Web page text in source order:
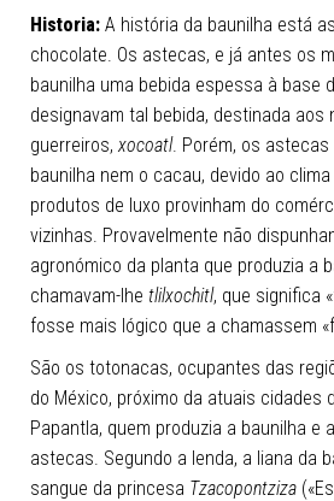
Historia: A história da baunilha está
chocolate. Os astecas, e já antes os
baunilha uma bebida espessa à base
designavam tal bebida, destinada aos
guerreiros, xocoatl. Porém, os
baunilha nem o cacau, devido ao
produtos de luxo provinham do
vizinhas. Provavelmente não
agronómico da planta que produzia a
chamavam-lhe tlilxochitl, que significa
fosse mais lógico que a chamassem
São os totonacas, ocupantes das
do México, próximo da atuais cidades
Papantla, quem produzia a baunilha e
astecas. Segundo a lenda, a liana da
sangue da princesa Tzacopontziza